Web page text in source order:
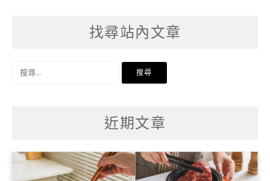
找尋站內文章
近期文章